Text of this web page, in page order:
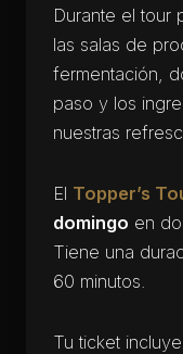
Durante el tour
las salas de
fermentación,
paso y los
nuestras
El Topper’s
domingo en
Tiene una
60 minutos.
Tu ticket